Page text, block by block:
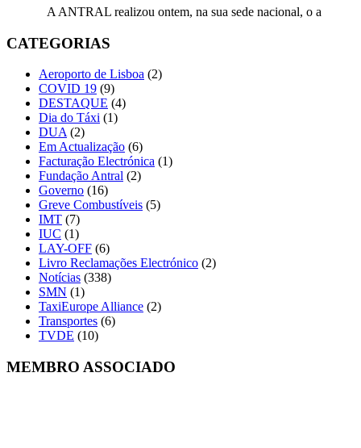
A ANTRAL realizou ontem, na sua sede nacional, o a
CATEGORIAS
Aeroporto de Lisboa (2)
COVID 19 (9)
DESTAQUE (4)
Dia do Táxi (1)
DUA(2)
Em Actualização (6)
Facturação Electrónica (1)
Fundação Antral (2)
Governo (16)
Greve Combustíveis (5)
IMT (7)
IUC (1)
LAY-OFF (6)
Livro Reclamações Electrónico (2)
Notícias (338)
SMN (1)
TaxiEurope Alliance (2)
Transportes (6)
TVDE (10)
MEMBRO ASSOCIADO